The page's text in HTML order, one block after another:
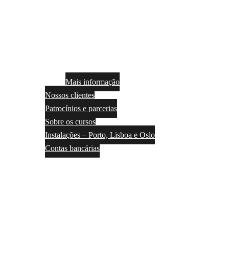
Mais informação
Nossos clientes
Patrocínios e parcerias
Sobre os cursos
Instalações – Porto, Lisboa e Oslo
Contas bancárias